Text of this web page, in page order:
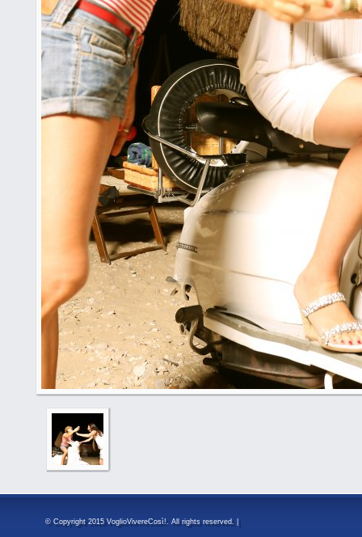
© Copyright 2015 VoglioVivereCosì!. All rights reserved. |